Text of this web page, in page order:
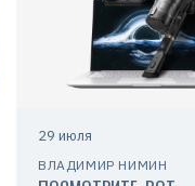
29 июля
ВЛАДИМИР НИМИН